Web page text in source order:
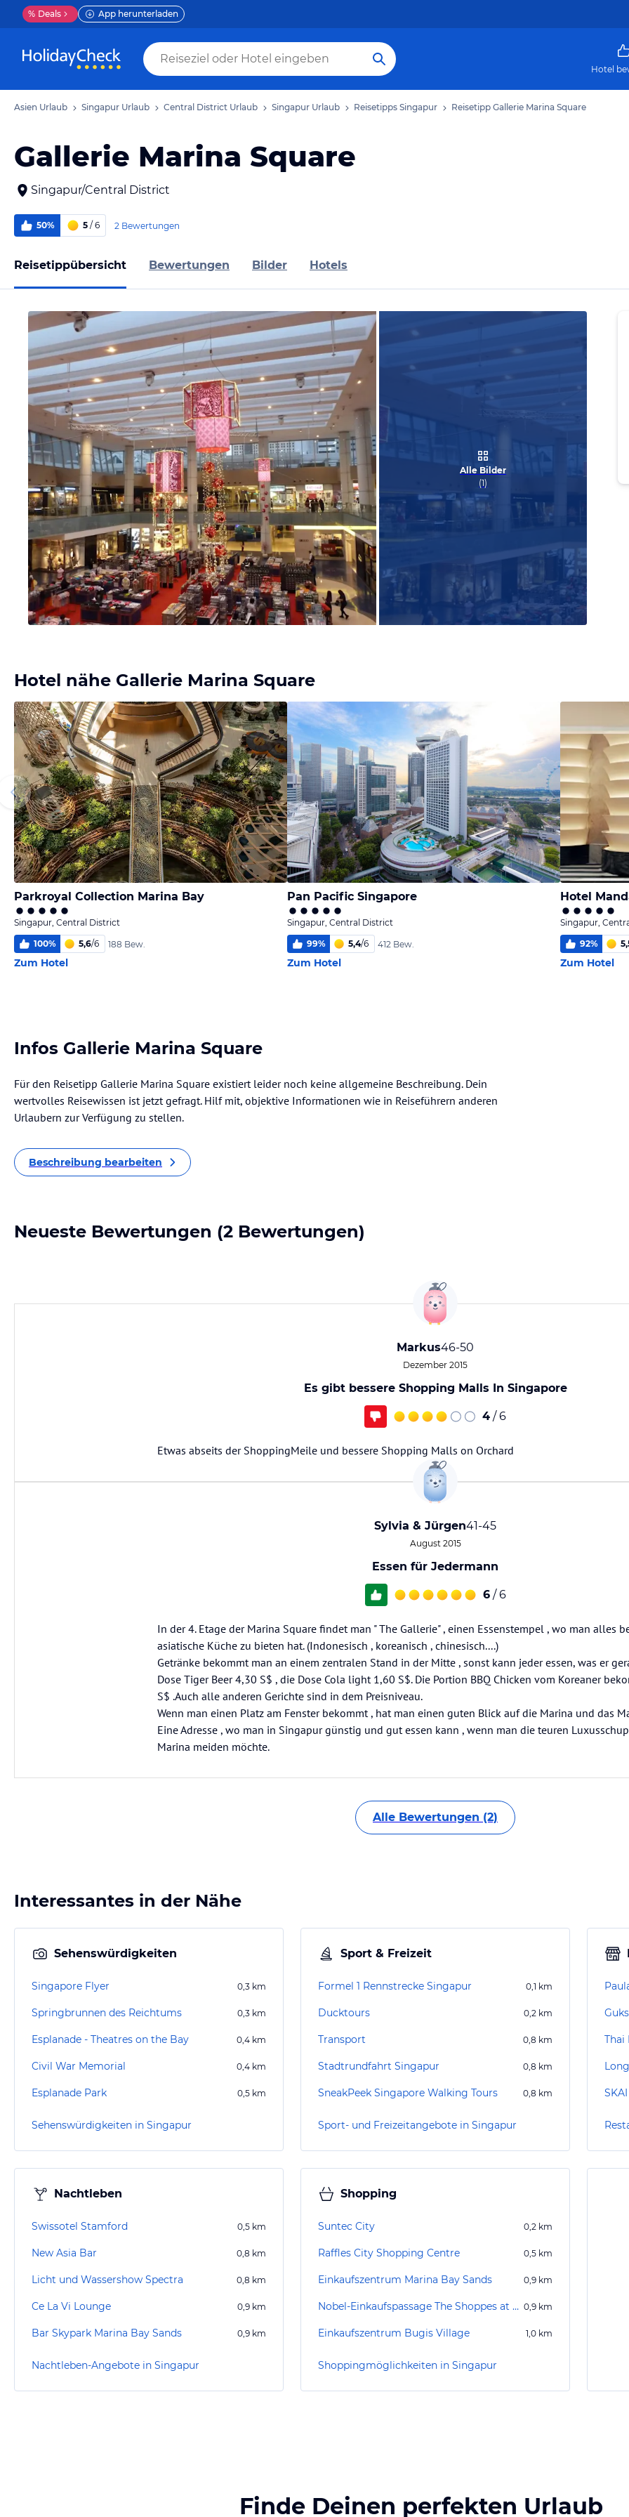
% Deals App herunterladen
Hotel
Asien Urlaub Singapur Urlaub Central District Urlaub Singapur Urlaub Reisetipps Singapur Reisetipp Gallerie Marina Square
Gallerie Marina Square
Singapur/Central District
50% 5 / 6 2 Bewertungen
Reisetippübersicht Bewertungen Bilder Hotels
Alle Bilder
(1)
Hotel nähe Gallerie Marina Square
Parkroyal Collection Marina Bay
Singapur, Central District
100% 5,6/6 188 Bew.
Zum Hotel
Pan Pacific Singapore
Singapur, Central District
99% 5,4/6 412 Bew.
Zum Hotel
Hotel
Singapur,
92%
Zum Hotel
Infos Gallerie Marina Square
Für den Reisetipp Gallerie Marina Square existiert leider noch keine allgemeine Beschreibung. Dein
wertvolles Reisewissen ist jetzt gefragt. Hilf mit, objektive Informationen wie in Reiseführern anderen
Urlaubern zur Verfügung zu stellen.
Beschreibung bearbeiten
Neueste Bewertungen (2 Bewertungen)
Markus46-50
Dezember 2015
Es gibt bessere Shopping Malls In Singapore
4 / 6
Etwas abseits der ShoppingMeile und bessere Shopping Malls on Orchard
Sylvia & Jürgen41-45
August 2015
Essen für Jedermann
6 / 6
In der 4. Etage der Marina Square findet man " The Gallerie" , einen Essenstempel , wo man alles
asiatische Küche zu bieten hat. (Indonesisch , koreanisch , chinesisch....)
Getränke bekommt man an einem zentralen Stand in der Mitte , sonst kann jeder essen, was er
Dose Tiger Beer 4,30 S$ , die Dose Cola light 1,60 S$. Die Portion BBQ Chicken vom Koreaner
S$ .Auch alle anderen Gerichte sind in dem Preisniveau.
Wenn man einen Platz am Fenster bekommt , hat man einen guten Blick auf die Marina und das
Eine Adresse , wo man in Singapur günstig und gut essen kann , wenn man die teuren
Marina meiden möchte.
Alle Bewertungen (2)
Interessantes in der Nähe
Sehenswürdigkeiten
Singapore Flyer 0,3 km
Springbrunnen des Reichtums 0,3 km
Esplanade - Theatres on the Bay 0,4 km
Civil War Memorial 0,4 km
Esplanade Park 0,5 km
Sehenswürdigkeiten in Singapur
Sport & Freizeit
Formel 1 Rennstrecke Singapur 0,1 km
Ducktours 0,2 km
Transport 0,8 km
Stadtrundfahrt Singapur 0,8 km
SneakPeek Singapore Walking Tours 0,8 km
Sport- und Freizeitangebote in Singapur
Thai
Nachtleben
Swissotel Stamford 0,5 km
New Asia Bar 0,8 km
Licht und Wassershow Spectra 0,8 km
Ce La Vi Lounge 0,9 km
Bar Skypark Marina Bay Sands 0,9 km
Nachtleben-Angebote in Singapur
Shopping
Suntec City 0,2 km
Raffles City Shopping Centre 0,5 km
Einkaufszentrum Marina Bay Sands 0,9 km
Nobel-Einkaufspassage The Shoppes at Marina Bay Sands 0,9 km
Einkaufszentrum Bugis Village 1,0 km
Shoppingmöglichkeiten in Singapur
Finde Deinen perfekten Urlaub